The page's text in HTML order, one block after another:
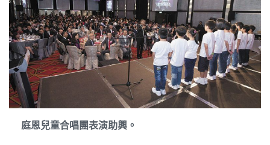
庭恩兒童合唱團表演助興。